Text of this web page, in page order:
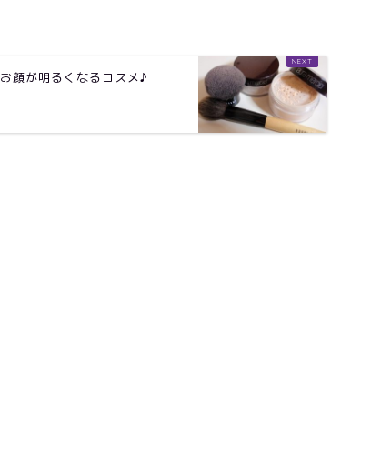
お顔が明るくなるコスメ♪